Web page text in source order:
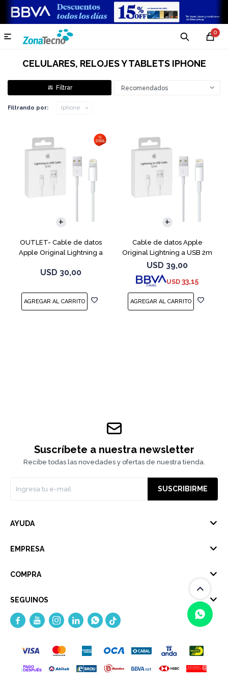
0

CELULARES, RELOJES Y TABLETS IPHONE
Recomendados
Filtrando por: Iphone
OUTLET- Cable de datos
Apple Original Lightning a
USD 30,00
Cable de datos Apple
Original Lightning a USB 2m
MD819ZM
USD 39,00
USD 33,15
Suscríbete a nuestra newsletter
Recibe todas las novedades y ofertas de nuestra tienda.
SUSCRIBIRME
AYUDA
EMPRESA
COMPRA
SEGUINOS
    